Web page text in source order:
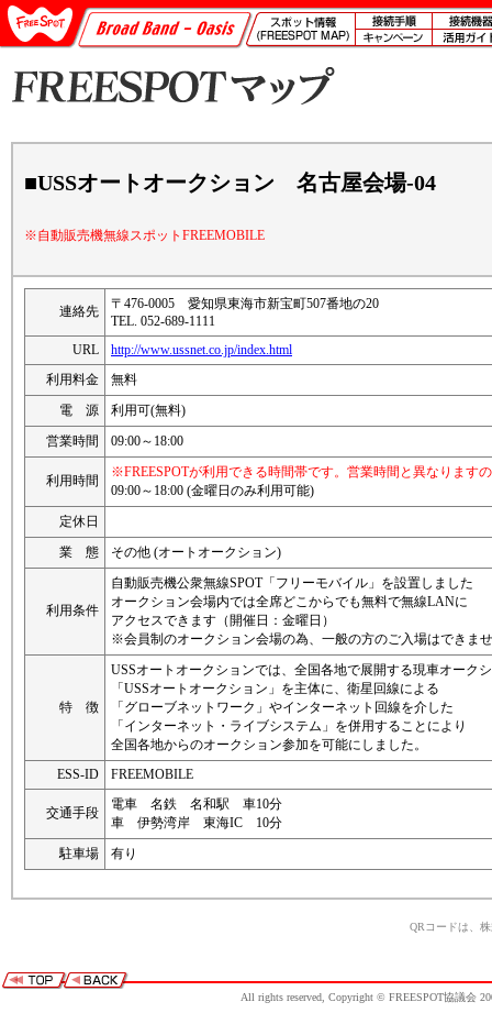
■USSオートオークション 名古屋会場-04
※自動販売機無線スポットFREEMOBILE
連絡先
〒476-0005 愛知県東海市新宝町507番地の20
TEL. 052-689-1111
URL
http://www.ussnet.co.jp/index.html
利用料金
無料
電 源
利用可(無料)
営業時間
09:00～18:00
利用時間
※FREESPOTが利用できる時間帯です。営業時間と異なります
09:00～18:00 (金曜日のみ利用可能)
定休日
業 態
その他 (オートオークション)
利用条件
自動販売機公衆無線SPOT「フリーモバイル」を設置しました
オークション会場内では全席どこからでも無料で無線LANに
アクセスできます（開催日：金曜日）
※会員制のオークション会場の為、一般の方のご入場はできま
特 徴
USSオートオークションでは、全国各地で展開する現車オーク
「USSオートオークション」を主体に、衛星回線による
「グローブネットワーク」やインターネット回線を介した
「インターネット・ライブシステム」を併用することにより
全国各地からのオークション参加を可能にしました。
ESS-ID
FREEMOBILE
交通手段
電車 名鉄 名和駅 車10分
車 伊勢湾岸 東海IC 10分
駐車場
有り
QRコードは、
All rights reserved, Copyright © FREESPOT協議会